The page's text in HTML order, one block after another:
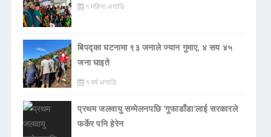
१ महिना अगाडि
बिपद्का घटनामा ९३ जनाले ज्यान गुमाए, ४ सय ४५
जना घाइते
१ वर्ष अगाडि
प्रथम जलवायु सम्मेलनपछि ‘गुफाडाँडा’लाई सरकारले
फर्केर पनि हेरेन